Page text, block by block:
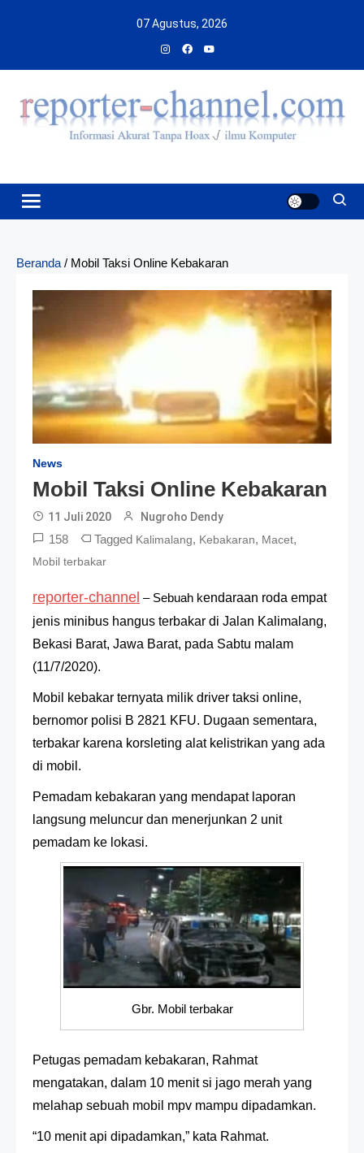
07 Agustus, 2026
Beranda / Mobil Taksi Online Kebakaran
News
Mobil Taksi Online Kebakaran
11 Juli 2020 Nugroho Dendy
158 Tagged Kalimalang, Kebakaran, Macet,
Mobil terbakar
reporter-channel – Sebuah kendaraan roda empat
jenis minibus hangus terbakar di Jalan Kalimalang,
Bekasi Barat, Jawa Barat, pada Sabtu malam
(11/7/2020).
Mobil kebakar ternyata milik driver taksi online,
bernomor polisi B 2821 KFU. Dugaan sementara,
terbakar karena korsleting alat kelistrikan yang ada
di mobil.
Pemadam kebakaran yang mendapat laporan
langsung meluncur dan menerjunkan 2 unit
pemadam ke lokasi.
Gbr. Mobil terbakar
Petugas pemadam kebakaran, Rahmat
mengatakan, dalam 10 menit si jago merah yang
melahap sebuah mobil mpv mampu dipadamkan.
“10 menit api dipadamkan,” kata Rahmat.